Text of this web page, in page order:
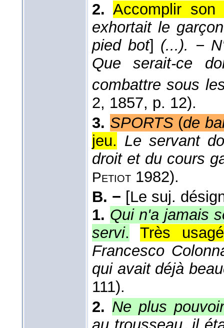
2. Accomplir son
exhortait le
pied bot] (...). −
Que serait-ce
combattre sous
2, 1857, p. 12).
3. SPORTS(de
jeu. Le servant
droit et du cours
Petiot 1982).
B. − [Le suj.
1. Qui n'a jamais
servi.
Très
Francesco
qui avait déjà
111).
2. Ne plus